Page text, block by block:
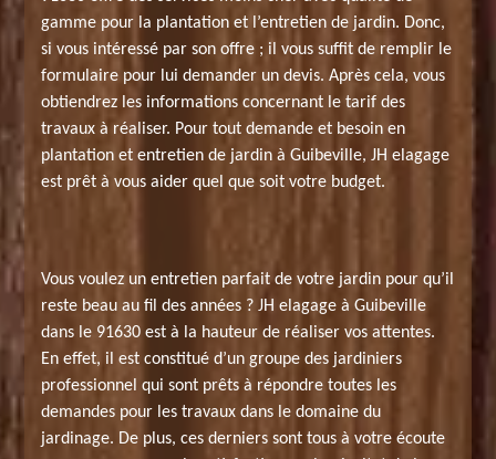
gamme pour la plantation et l’entretien de jardin. Donc,
si vous intéressé par son offre ; il vous suffit de remplir le
formulaire pour lui demander un devis. Après cela, vous
obtiendrez les informations concernant le tarif des
travaux à réaliser. Pour tout demande et besoin en
plantation et entretien de jardin à Guibeville, JH elagage
est prêt à vous aider quel que soit votre budget.
Vous voulez un entretien parfait de votre jardin pour qu’il
reste beau au fil des années ? JH elagage à Guibeville
dans le 91630 est à la hauteur de réaliser vos attentes.
En effet, il est constitué d’un groupe des jardiniers
professionnel qui sont prêts à répondre toutes les
demandes pour les travaux dans le domaine du
jardinage. De plus, ces derniers sont tous à votre écoute